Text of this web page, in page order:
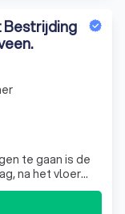
Bestrijding
te gaan is de
na het vloer
want de vloer
of slippers